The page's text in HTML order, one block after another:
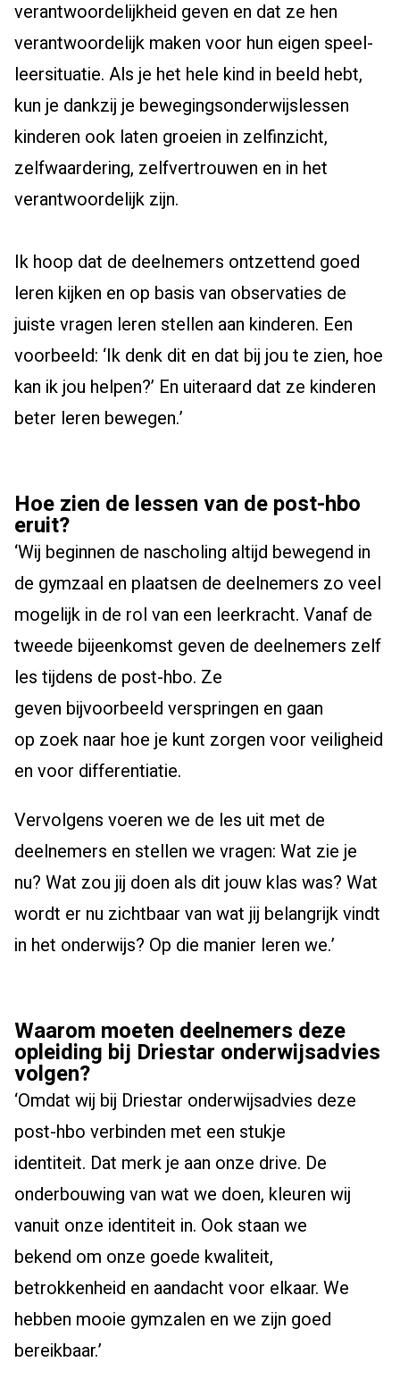
verantwoordelijkheid geven en dat ze hen
verantwoordelijk maken voor hun eigen speel-
leersituatie. Als je het hele kind in beeld hebt,
kun je dankzij je bewegingsonderwijslessen
kinderen ook laten groeien in zelfinzicht,
zelfwaardering, zelfvertrouwen en in het
verantwoordelijk zijn.
Ik hoop dat de deelnemers ontzettend goed
leren kijken en op basis van observaties de
juiste vragen leren stellen aan kinderen. Een
voorbeeld: ‘Ik denk dit en dat bij jou te zien, hoe
kan ik jou helpen?’ En uiteraard dat ze kinderen
beter leren bewegen.’
Hoe zien de lessen van de post-hbo
eruit?
‘Wij beginnen de nascholing altijd bewegend in
de gymzaal en plaatsen de deelnemers zo veel
mogelijk in de rol van een leerkracht. Vanaf de
tweede bijeenkomst geven de deelnemers zelf
les tijdens de post-hbo. Ze
geven bijvoorbeeld verspringen en gaan
op zoek naar hoe je kunt zorgen voor veiligheid
en voor differentiatie.
Vervolgens voeren we de les uit met de
deelnemers en stellen we vragen: Wat zie je
nu? Wat zou jij doen als dit jouw klas was? Wat
wordt er nu zichtbaar van wat jij belangrijk vindt
in het onderwijs? Op die manier leren we.’
Waarom moeten deelnemers deze
opleiding bij Driestar onderwijsadvies
volgen?
‘Omdat wij bij Driestar onderwijsadvies deze
post-hbo verbinden met een stukje
identiteit. Dat merk je aan onze drive. De
onderbouwing van wat we doen, kleuren wij
vanuit onze identiteit in. Ook staan we
bekend om onze goede kwaliteit,
betrokkenheid en aandacht voor elkaar. We
hebben mooie gymzalen en we zijn goed
bereikbaar.’